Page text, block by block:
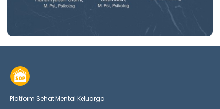
Platform Sehat Mental Keluarga